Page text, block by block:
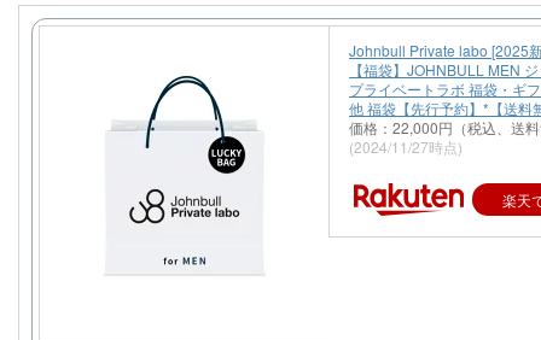
Johnbull Private labo [2025
【福袋】JOHNBULL MEN
プライベートラボ 福袋・ギ
他 福袋【先行予約】*【送料
価格：22,000円（税込、送
(2024/11/27時点)
楽天